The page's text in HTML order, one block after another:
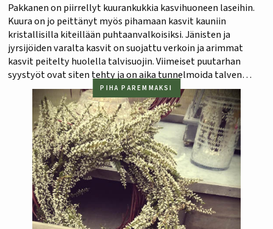
Pakkanen on piirrellyt kuurankukkia kasvihuoneen laseihin.
Kuura on jo peittänyt myös pihamaan kasvit kauniin
kristallisilla kiteillään puhtaanvalkoisiksi. Jänisten ja
jyrsijöiden varalta kasvit on suojattu verkoin ja arimmat
kasvit peitelty huolella talvisuojin. Viimeiset puutarhan
syystyöt ovat siten tehty ja on aika tunnelmoida talven
taikaa pihamaalla. Joulukuun lähestyessä puutarha täyttyy
pikkuhiljaa kauniista kaamos- ja jouluvaloista. Kasvihuone
PIHA PAREMMAKSI